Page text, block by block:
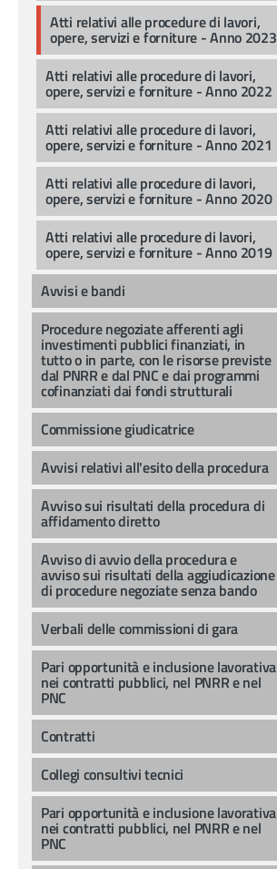
Atti relativi alle procedure di lavori,
opere, servizi e forniture - Anno 2023
Atti relativi alle procedure di lavori,
opere, servizi e forniture - Anno 2022
Atti relativi alle procedure di lavori,
opere, servizi e forniture - Anno 2021
Atti relativi alle procedure di lavori,
opere, servizi e forniture - Anno 2020
Atti relativi alle procedure di lavori,
opere, servizi e forniture - Anno 2019
Avvisi e bandi
Procedure negoziate afferenti agli
investimenti pubblici finanziati, in
tutto o in parte, con le risorse previste
dal PNRR e dal PNC e dai programmi
cofinanziati dai fondi strutturali
Commissione giudicatrice
Avvisi relativi all'esito della procedura
Avviso sui risultati della procedura di
affidamento diretto
Avviso di avvio della procedura e
avviso sui risultati della aggiudicazione
di procedure negoziate senza bando
Verbali delle commissioni di gara
Pari opportunità e inclusione lavorativa
nei contratti pubblici, nel PNRR e nel
PNC
Contratti
Collegi consultivi tecnici
Pari opportunità e inclusione lavorativa
nei contratti pubblici, nel PNRR e nel
PNC